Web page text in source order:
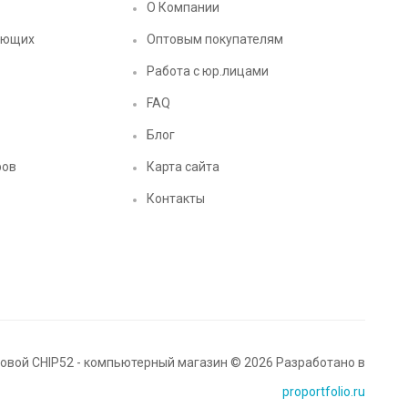
О Компании
Оптовым покупателям
Работа с юр.лицами
FAQ
Блог
Карта сайта
Контакты
CHIP52 - компьютерный магазин © 2026 Разработано в
proportfolio.ru